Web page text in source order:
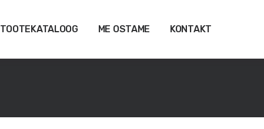
TOOTEKATALOOG ME OSTAME KONTAKT